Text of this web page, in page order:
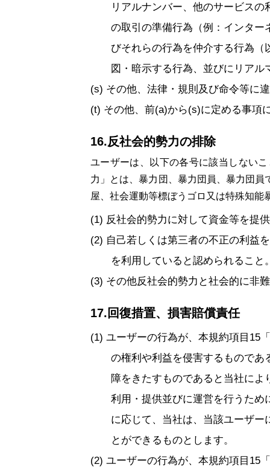
リアルナンバー、他のサービス
の取引の準備行為（例：インタ
びそれらの行為を仲介する行為
図・暗示する行為、並びにリア
その他、法律・規則及び命令等に
その他、前(a)から(s)に定める事項
16.反社会的勢力の排除
ユーザーは、以下の各号に該当しない
力」とは、暴力団、暴力団員、暴力団
屋、社会運動等標ぼうゴロ又は特殊知
反社会的勢力に対して資金等を提
自己若しくは第三者の不正の利益
を利用していると認められること
その他反社会的勢力と社会的に非
17.回復措置、損害賠償責任
ユーザーの行為が、本規約項目15
の権利や利益を侵害するもので
障をきたすものであると当社に
利用・提供並びに運営を行うた
に応じて、当社は、当該ユーザ
とができるものとします。
ユーザーの行為が、本規約項目15